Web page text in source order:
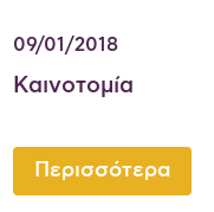
09/01/2018
Καινοτομία
Περισσότερα